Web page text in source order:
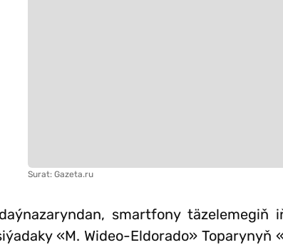
Surat: Gazeta.ru
smartfony
«M. Wideo-Eldorado»